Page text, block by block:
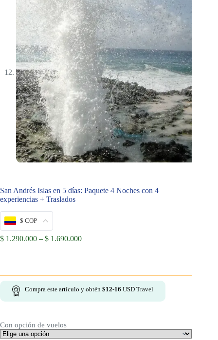
San Andrés Islas en 5 días: Paquete 4 Noches con 4
experiencias + Traslados
$ COP
$ 1.290.000 – $ 1.690.000Price
Compra este artículo y obtén $12-16 USD Travel
Con opción de vuelos